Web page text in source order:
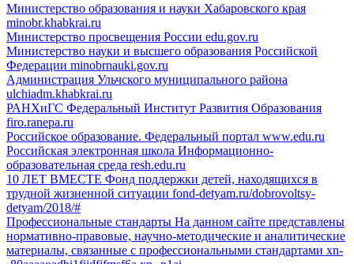
Министерство образования и науки Хабаровского края
minobr.khabkrai.ru
Министерство просвещения России edu.gov.ru
Министерство науки и высшего образования Российской
Федерации minobrnauki.gov.ru
Администрация Ульчского муниципального района
ulchiadm.khabkrai.ru
РАНХиГС Федеральный Институт Развития Образования
firo.ranepa.ru
Российское образование. Федеральный портал www.edu.ru
Российская электронная школа Информационно-
образовательная среда resh.edu.ru
10 ЛЕТ ВМЕСТЕ Фонд поддержки детей, находящихся в
трудной жизненной ситуации fond-detyam.ru/dobrovoltsy-
detyam/2018/#
Профессиональные стандарты На данном сайте представлены
нормативно-правовые, научно-методические и аналитические
материалы, связанные с профессиональными стандартами xn-